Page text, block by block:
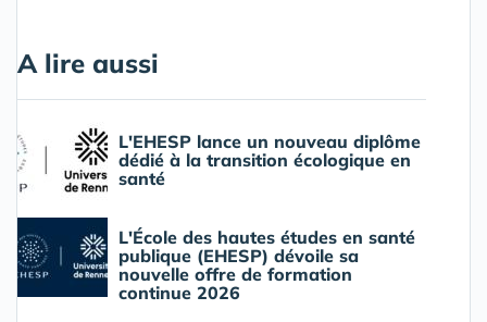
A lire aussi
L'EHESP lance un nouveau diplôme
dédié à la transition écologique en
santé
L'École des hautes études en santé
publique (EHESP) dévoile sa
nouvelle offre de formation
continue 2026